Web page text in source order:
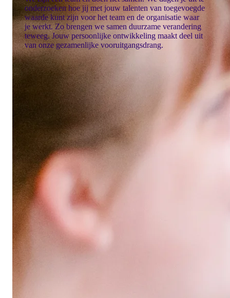
onderzoeken hoe jij met jouw talenten van toegevoegde
waarde kunt zijn voor het team en de organisatie waar
je werkt. Zo brengen we samen duurzame verandering
teweeg. Jouw persoonlijke ontwikkeling maakt deel uit
van onze gezamenlijke vooruitgangsdrang.